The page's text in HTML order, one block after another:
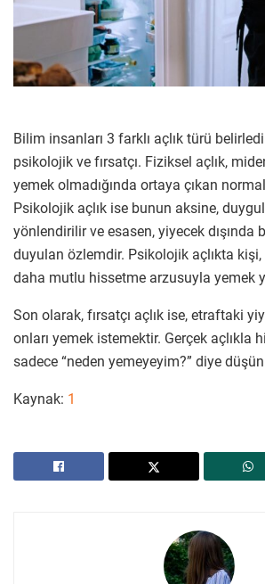
Bilim insanları 3 farklı açlık türü
psikolojik ve fırsatçı. Fiziksel açlık,
yemek olmadığında ortaya çıkan
Psikolojik açlık ise bunun aksine,
yönlendirilir ve esasen, yiyecek dışında
duyulan özlemdir. Psikolojik açlıkta
daha mutlu hissetme arzusuyla yemek
Son olarak, fırsatçı açlık ise, etraftaki
onları yemek istemektir. Gerçek açlıkla
sadece “neden yemeyeyim?” diye
Kaynak: 1